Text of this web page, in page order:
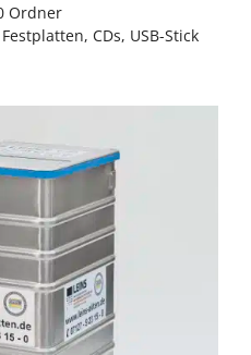
Ordner
CDs, USB-Stick